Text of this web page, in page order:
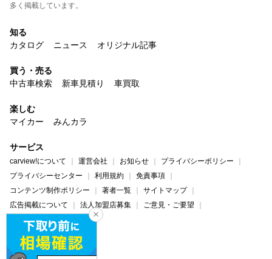
多く掲載しています。
知る
カタログ
ニュース オリジナル記事
買う・売る
中古車検索
新車見積り 車買取
楽しむ
マイカー
みんカラ
サービス
carview!について 運営会社 お知らせ
プライバシーポリシー
プライバシーセンター
利用規約
免責事項
コンテンツ制作ポリシー
著者一覧
サイトマップ
広告掲載について
法人加盟店募集
ご意見・ご要望
ヘルプ・お問い合わせ
carview! Yahoo! JAPAN